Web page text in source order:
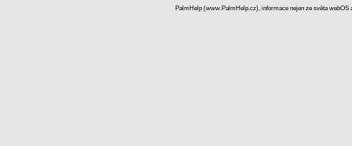
PalmHelp (www.PalmHelp.cz), informace nejen ze světa